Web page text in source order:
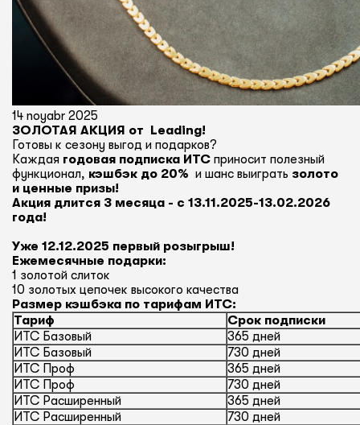
14 noyabr 2025
ЗОЛОТАЯ АКЦИЯ от Leading!
Готовы к сезону выгод и подарков?
Каждая годовая подписка ИТС приносит полезный
функционал, кэшбэк до 20% и шанс выиграть золото
и ценные призы!
Акция длится 3 месяца - с 13.11.2025-13.02.2026
года!
Уже 12.12.2025 первый розыгрыш!
Ежемесячные подарки:
1 золотой слиток
10 золотых цепочек высокого качества
Размер кэшбэка по тарифам ИТС:
Тариф
Срок подписки
ИТС Базовый
365 дней
ИТС Базовый
730 дней
ИТС Проф
365 дней
ИТС Проф
730 дней
ИТС Расширенный
365 дней
ИТС Расширенный
730 дней